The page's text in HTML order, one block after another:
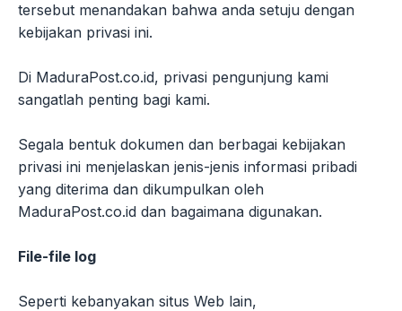
tersebut menandakan bahwa anda setuju dengan
kebijakan privasi ini.
Di MaduraPost.co.id, privasi pengunjung kami
sangatlah penting bagi kami.
Segala bentuk dokumen dan berbagai kebijakan
privasi ini menjelaskan jenis-jenis informasi pribadi
yang diterima dan dikumpulkan oleh
MaduraPost.co.id dan bagaimana digunakan.
File-file log
Seperti kebanyakan situs Web lain,